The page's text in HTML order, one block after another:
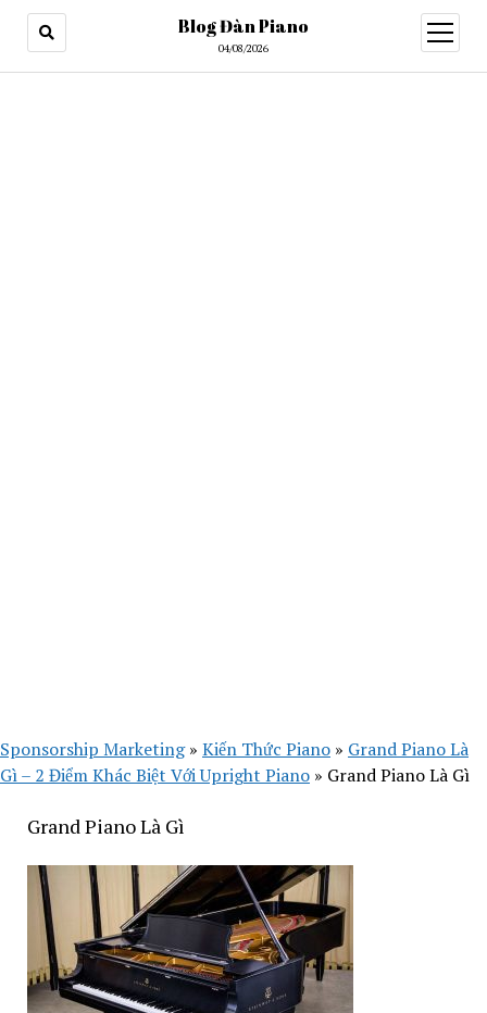
Blog Đàn Piano
04/08/2026
open
menu
Sponsorship Marketing» Kiến Thức Piano » Grand Piano Là
Gì – 2 Điểm Khác Biệt Với Upright Piano » Grand Piano Là Gì
Grand Piano Là Gì